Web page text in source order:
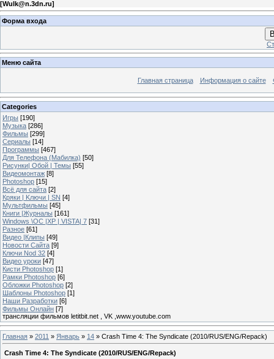
[Wulk@n.3dn.ru]
Форма входа
Меню сайта
Главная страница Информация о сайте
Categories
Игры [190]
Музыка [286]
Фильмы [299]
Сериалы [14]
Программы [467]
Для Телефона (Мабилка) [50]
Рисунки| Обой | Темы [55]
Видеомонтаж [8]
Photoshop [15]
Всё для сайта [2]
Кряки | Kлючи | SN [4]
Мультфильмы [45]
Книги |Журналы [161]
Windows \OC |XP | VISTA| 7 [31]
Разное [61]
Видео |Клипы [49]
Новости Сайта [9]
Ключи Nod 32 [4]
Видео уроки [47]
Кисти Photoshop [1]
Рамки Photoshop [6]
Обложки Photoshop [2]
Шаблоны Photoshop [1]
Наши Разработки [6]
Фильмы Онлайн [7]
трансляции фильмов letitbit.net , VK ,www.youtube.com
Главная » 2011 » Январь » 14 » Crash Time 4: The Syndicate (2010/RUS/ENG/Repack)
Crash Time 4: The Syndicate (2010/RUS/ENG/Repack)